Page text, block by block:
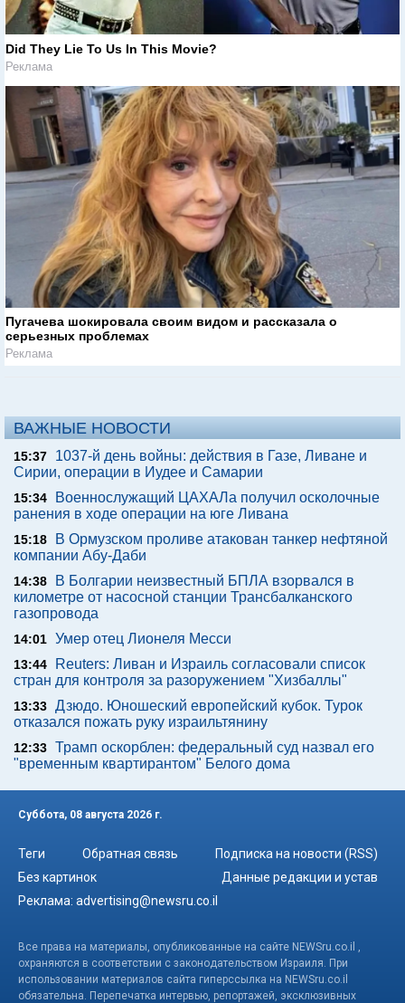
Did They Lie To Us In This Movie?
Реклама
Пугачева шокировала своим видом и рассказала о
серьезных проблемах
Реклама
ВАЖНЫЕ НОВОСТИ
15:37
1037-й день войны: действия в Газе, Ливане и
Сирии, операции в Иудее и Самарии
15:34
Военнослужащий ЦАХАЛа получил осколочные
ранения в ходе операции на юге Ливана
15:18
В Ормузском проливе атакован танкер нефтяной
компании Абу-Даби
14:38
В Болгарии неизвестный БПЛА взорвался в
километре от насосной станции Трансбалканского
газопровода
14:01 Умер отец Лионеля Месси
13:44
Reuters: Ливан и Израиль согласовали список
стран для контроля за разоружением "Хизбаллы"
13:33 Дзюдо. Юношеский европейский кубок. Турок
отказался пожать руку израильтянину
12:33 Трамп оскорблен: федеральный суд назвал его
"временным квартирантом" Белого дома
Суббота, 08 августа 2026 г.
Теги Обратная связь
Подписка на новости (RSS)
Без картинок
Данные редакции и устав
Реклама: advertising@newsru.co.il
Все права на материалы, опубликованные на сайте NEWSru.co.il ,
охраняются в соответствии с законодательством Израиля. При
использовании материалов сайта гиперссылка на NEWSru.co.il
обязательна. Перепечатка интервью, репортажей, эксклюзивных